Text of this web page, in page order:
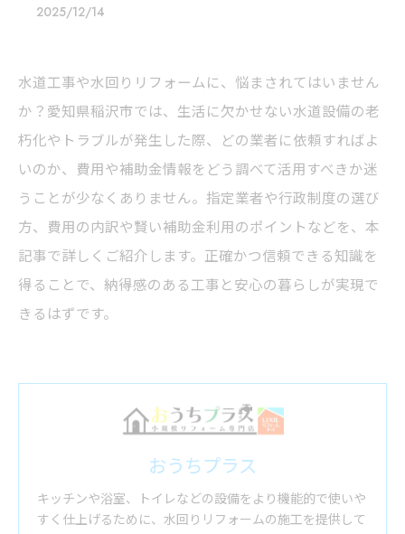
2025/12/14
水道工事や水回りリフォームに、悩まされてはいません
か？愛知県稲沢市では、生活に欠かせない水道設備の老
朽化やトラブルが発生した際、どの業者に依頼すればよ
いのか、費用や補助金情報をどう調べて活用すべきか迷
うことが少なくありません。指定業者や行政制度の選び
方、費用の内訳や賢い補助金利用のポイントなどを、本
記事で詳しくご紹介します。正確かつ信頼できる知識を
得ることで、納得感のある工事と安心の暮らしが実現で
きるはずです。
おうちプラス
キッチンや浴室、トイレなどの設備をより機能的で使いや
すく仕上げるために、水回りリフォームの施工を提供して